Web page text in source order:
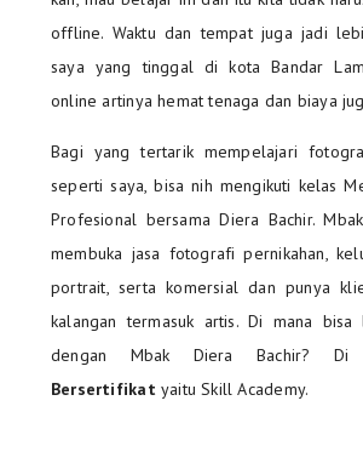
offline. Waktu dan tempat juga jadi
saya yang tinggal di kota Bandar
online artinya hemat tenaga dan biaya
Bagi yang tertarik mempelajari
seperti saya, bisa nih mengikuti kelas
Profesional bersama Diera Bachir.
membuka jasa fotografi pernikahan,
portrait, serta komersial dan punya
kalangan termasuk artis. Di mana
dengan Mbak Diera Bachir? Di
Bersertifikatyaitu Skill Academy.